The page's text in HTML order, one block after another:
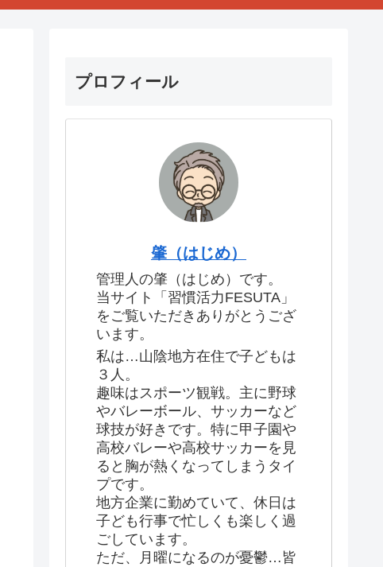
プロフィール
肇（はじめ）
管理人の肇（はじめ）です。
当サイト「習慣活力FESUTA」
をご覧いただきありがとうござ
います。
私は…山陰地方在住で子どもは
３人。
趣味はスポーツ観戦。主に野球
やバレーボール、サッカーなど
球技が好きです。特に甲子園や
高校バレーや高校サッカーを見
ると胸が熱くなってしまうタイ
プです。
地方企業に勤めていて、休日は
子ども行事で忙しくも楽しく過
ごしています。
ただ、月曜になるのが憂鬱…皆